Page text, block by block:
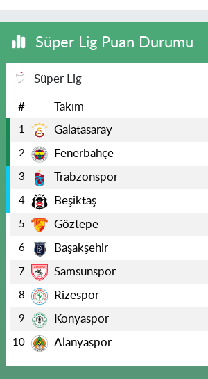
Süper Lig Puan Durumu
Süper Lig
# Takım
1 Galatasaray
2 Fenerbahçe
3 Trabzonspor
4 Beşiktaş
5 Göztepe
6 Başakşehir
7 Samsunspor
8 Rizespor
9 Konyaspor
10 Alanyaspor